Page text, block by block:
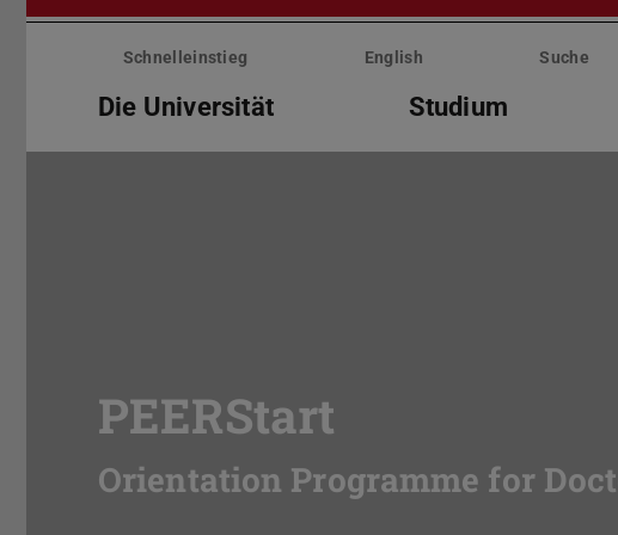
Menü
überspringenSchnelleinstieg English Suche
Die Universität Studium
PEERStart
Orientation Programme for